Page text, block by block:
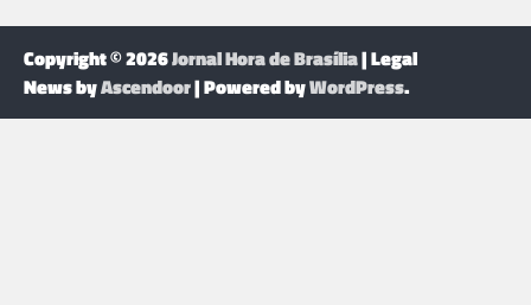
Copyright © 2026Jornal Hora de Brasília| Legal
News byAscendoor| Powered byWordPress.